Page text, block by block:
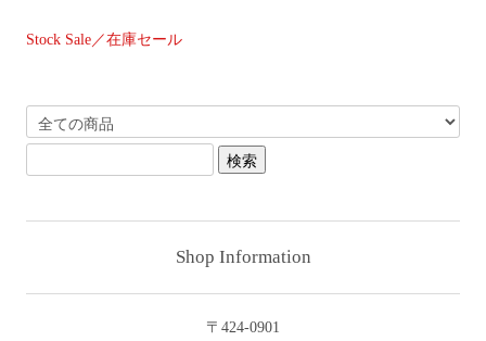
Stock Sale／在庫セール
Shop Information
〒424-0901